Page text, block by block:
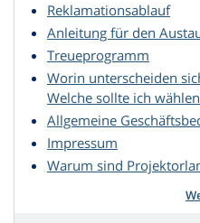
Reklamationsablauf
Anleitung für den
Treueprogramm
Worin unterscheiden
Welche sollte ich
Allgemeine
Impressum
Warum sind